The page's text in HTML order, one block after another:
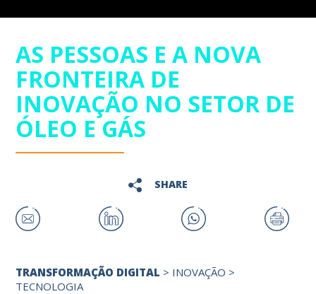
AS PESSOAS E A NOVA
FRONTEIRA DE
INOVAÇÃO NO SETOR DE
ÓLEO E GÁS
SHARE
TRANSFORMAÇÃO DIGITAL > INOVAÇÃO >
TECNOLOGIA